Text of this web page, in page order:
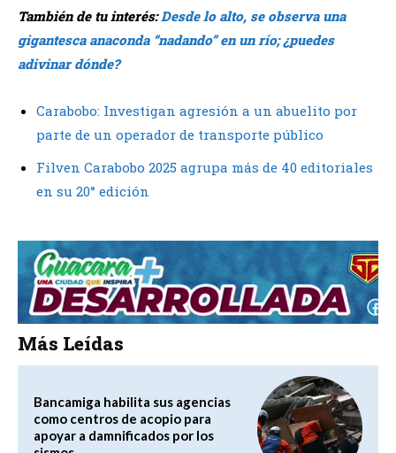
También de tu interés:Desde lo alto, se observa una
gigantesca anaconda “nadando” en un río; ¿puedes
adivinar dónde?
Carabobo: Investigan agresión a un abuelito por
parte de un operador de transporte público
Filven Carabobo 2025 agrupa más de 40 editoriales
en su 20° edición
Más Leídas
Bancamiga habilita sus agencias
como centros de acopio para
apoyar a damnificados por los